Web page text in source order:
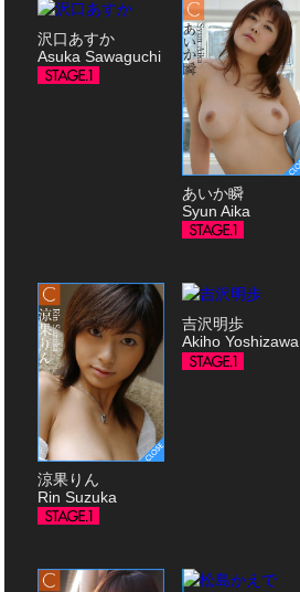
沢口あすか
Asuka Sawaguchi
あいか瞬
Syun Aika
涼果りん
Rin Suzuka
吉沢明歩
Akiho Yoshizawa